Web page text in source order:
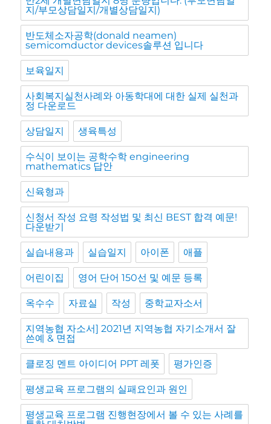
지/부모상담일지/개별상담일지)
반도체소자공학(donald neamen)
semicomductor devices솔루션 입니다
보육일지
사회복지실천사례와 아동학대에 대한 실제 실천과
정 다운로드
상담일지 생육특성
수식이 보이는 공학수학 engineering
mathematics 답안
신육형과
신청서 작성 요령 작성법 및 최신 BEST 합격 예문!
다운받기
실습내용과 실습일지 아이폰 애플
어린이집 영어 단어 150선 및 예문 등록
옥수수 자료실 작성 중학교자소서
지역농협 자소서] 2021년 지역농협 자기소개서 잘
쓴예 & 면접
클로징 멘트 아이디어 PPT 레폿 평가인증
평생교육 프로그램의 실패요인과 원인
평생교육 프로그램 진행현장에서 볼 수 있는 사례를